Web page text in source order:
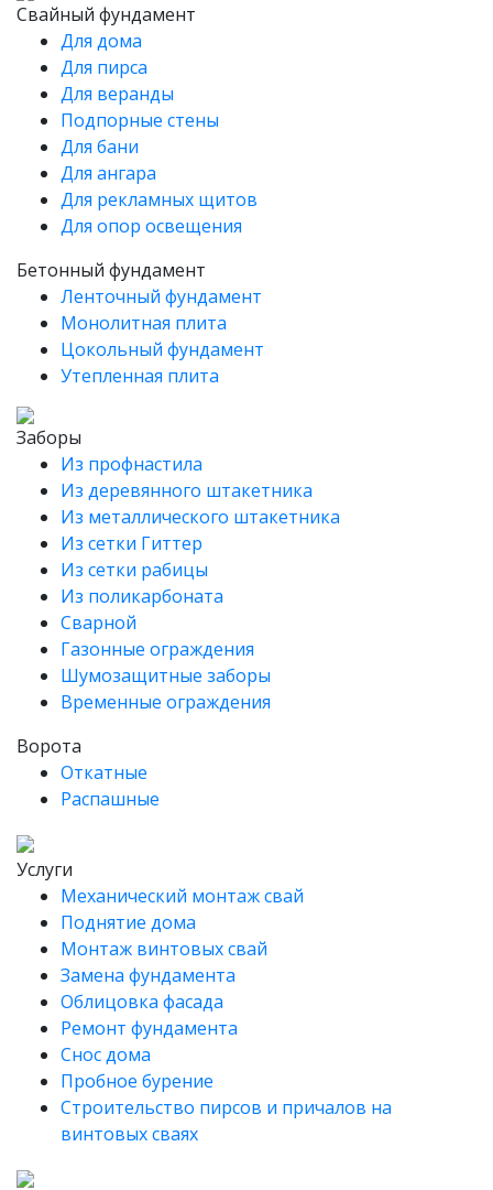
Свайный фундамент
Для дома
Для пирса
Для веранды
Подпорные стены
Для бани
Для ангара
Для рекламных щитов
Для опор освещения
Бетонный фундамент
Ленточный фундамент
Монолитная плита
Цокольный фундамент
Утепленная плита
Заборы
Из профнастила
Из деревянного штакетника
Из металлического штакетника
Из сетки Гиттер
Из сетки рабицы
Из поликарбоната
Сварной
Газонные ограждения
Шумозащитные заборы
Временные ограждения
Ворота
Откатные
Распашные
Услуги
Механический монтаж свай
Поднятие дома
Монтаж винтовых свай
Замена фундамента
Облицовка фасада
Ремонт фундамента
Снос дома
Пробное бурение
Строительство пирсов и причалов на
винтовых сваях